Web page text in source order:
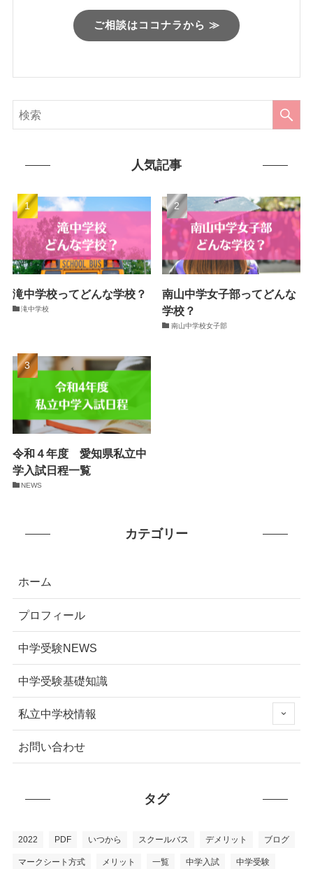
ご相談はココナラから ≫
人気記事
滝中学校ってどんな学校？
滝中学校
南山中学女子部ってどんな
学校？
南山中学校女子部
令和４年度 愛知県私立中
学入試日程一覧
NEWS
カテゴリー
ホーム
プロフィール
中学受験NEWS
中学受験基礎知識
私立中学校情報
お問い合わせ
タグ
2022 PDF いつから スクールバス デメリット ブログ
マークシート方式 メリット 一覧 中学入試 中学受験